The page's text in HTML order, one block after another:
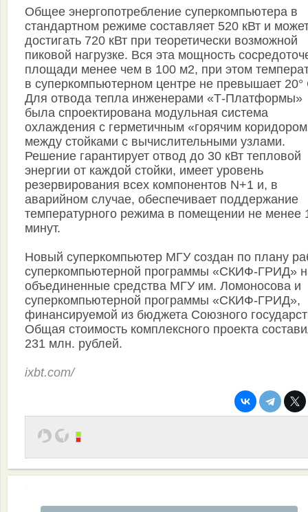
Общее энергопотребление суперкомпьютера в
стандартном режиме составляет 520 кВт и
достигать 720 кВт при теоретически возможной
пиковой нагрузке. Вся эта мощность
площади менее чем в 100 м2, при этом
в суперкомпьютерном центре не превышает 20°
Для отвода тепла инженерами «Т-Платформы»
была спроектирована модульная система
охлаждения с герметичным «горячим
между стойками с вычислительными узлами.
Решение гарантирует отвод до 30 кВт тепловой
энергии от каждой стойки, имеет уровень
резервирования всех компонентов N+1 и, в
аварийном случае, обеспечивает поддержание
температурного режима в помещении не менее
минут.
Новый суперкомпьютер МГУ создан по плану
суперкомпьютерной программы «СКИФ-ГРИД»
объединенные средства МГУ им. Ломоносова и
суперкомпьютерной программы «СКИФ-ГРИД»,
финансируемой из бюджета Союзного
Общая стоимость комплексного проекта
231 млн. рублей.
ixbt.com/